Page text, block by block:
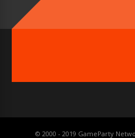
© 2000 - 2019 GameParty